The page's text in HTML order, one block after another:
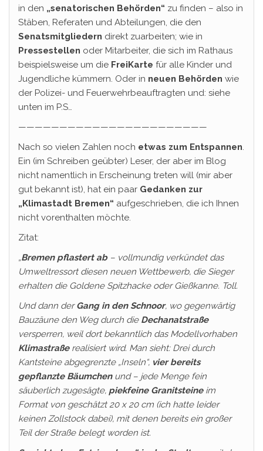
in den „senatorischen Behörden“ zu finden – also in
Stäben, Referaten und Abteilungen, die den
Senatsmitgliedern direkt zuarbeiten; wie in
Pressestellen oder Mitarbeiter, die sich im Rathaus
beispielsweise um die FreiKarte für alle Kinder und
Jugendliche kümmern. Oder in neuen Behörden wie
der Polizei- und Feuerwehrbeauftragten und: siehe
unten im P.S…
———————————————————————
Nach so vielen Zahlen noch etwas zum Entspannen.
Ein (im Schreiben geübter) Leser, der aber im Blog
nicht namentlich in Erscheinung treten will (mir aber
gut bekannt ist), hat ein paar Gedanken zur
„Klimastadt Bremen“ aufgeschrieben, die ich Ihnen
nicht vorenthalten möchte.
Zitat:
„Bremen pflastert ab– vollmundig verkündet das
Umweltressort diesen neuen Wettbewerb, die Sieger
erhalten die Goldene Spitzhacke oder Gießkanne. Toll.
Und dann derGang in den Schnoor, wo gegenwärtig
Bauzäune den Weg durch die Dechanatstraße
versperren, weil dort bekanntlich das Modellvorhaben
Klimastraßerealisiert wird. Man sieht: Drei durch
Kantsteine abgegrenzte „Inseln“, vier bereits
gepflanzte Bäumchenund – jede Menge fein
säuberlich zugesägte, piekfeine Granitsteineim
Format von geschätzt 20 x 20 cm (ich hatte leider
keinen Zollstock dabei), mit denen bereits ein großer
Teil der Straße belegt worden ist.